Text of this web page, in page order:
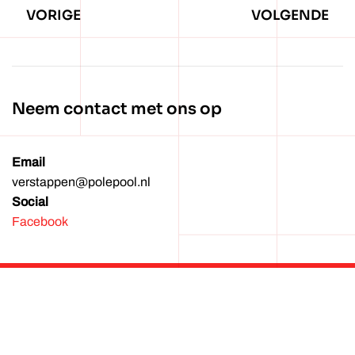
VORIGE VOLGENDE
Neem contact met ons op
Email
verstappen@polepool.nl
Social
Facebook